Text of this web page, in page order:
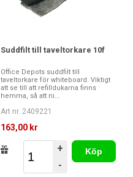
Suddfilt till taveltorkare 10f
Office Depots suddfilt till
taveltorkare för whiteboard. Viktigt
att se till att refilldukarna finns
hemma, så att ni...
Art nr. 2409221
163,00 kr
+
-
Köp